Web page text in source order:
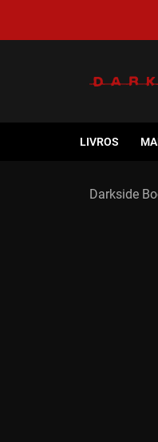
LIVROS